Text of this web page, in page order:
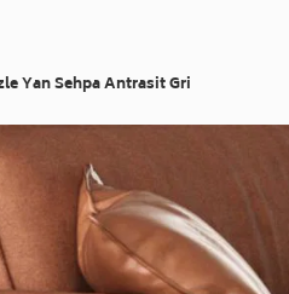
Yan Sehpa Antrasit Gri